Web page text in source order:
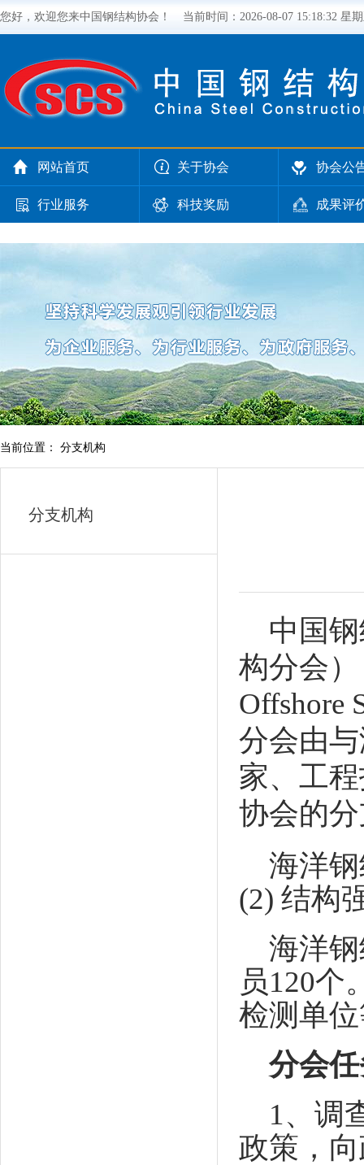
您好，欢迎您来中国钢结构协会！ 当前时间： 2026-08-07 15:18:33 星
网站首页 关于协会 协会公
行业服务 科技奖励 成果评
当前位置： 分支机构
分支机构
中国
构分会）
Offshore
分会由
家、工
协会的
海洋
(2) 结构
海洋
员120个
检测单
分会
1、调
政策，